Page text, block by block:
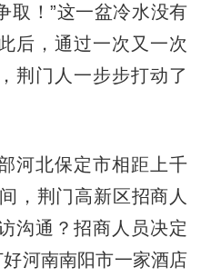
取！”这一盆冷水没有
后，通过一次又一次
荆门人一步步打动了
北保定市相距上千
，荆门高新区招商人
沟通？招商人员决定
好河南南阳市一家酒店